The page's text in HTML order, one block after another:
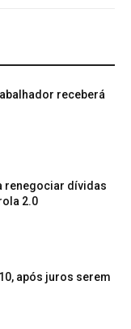
receberá
renegociar dívidas
2.0
após juros serem